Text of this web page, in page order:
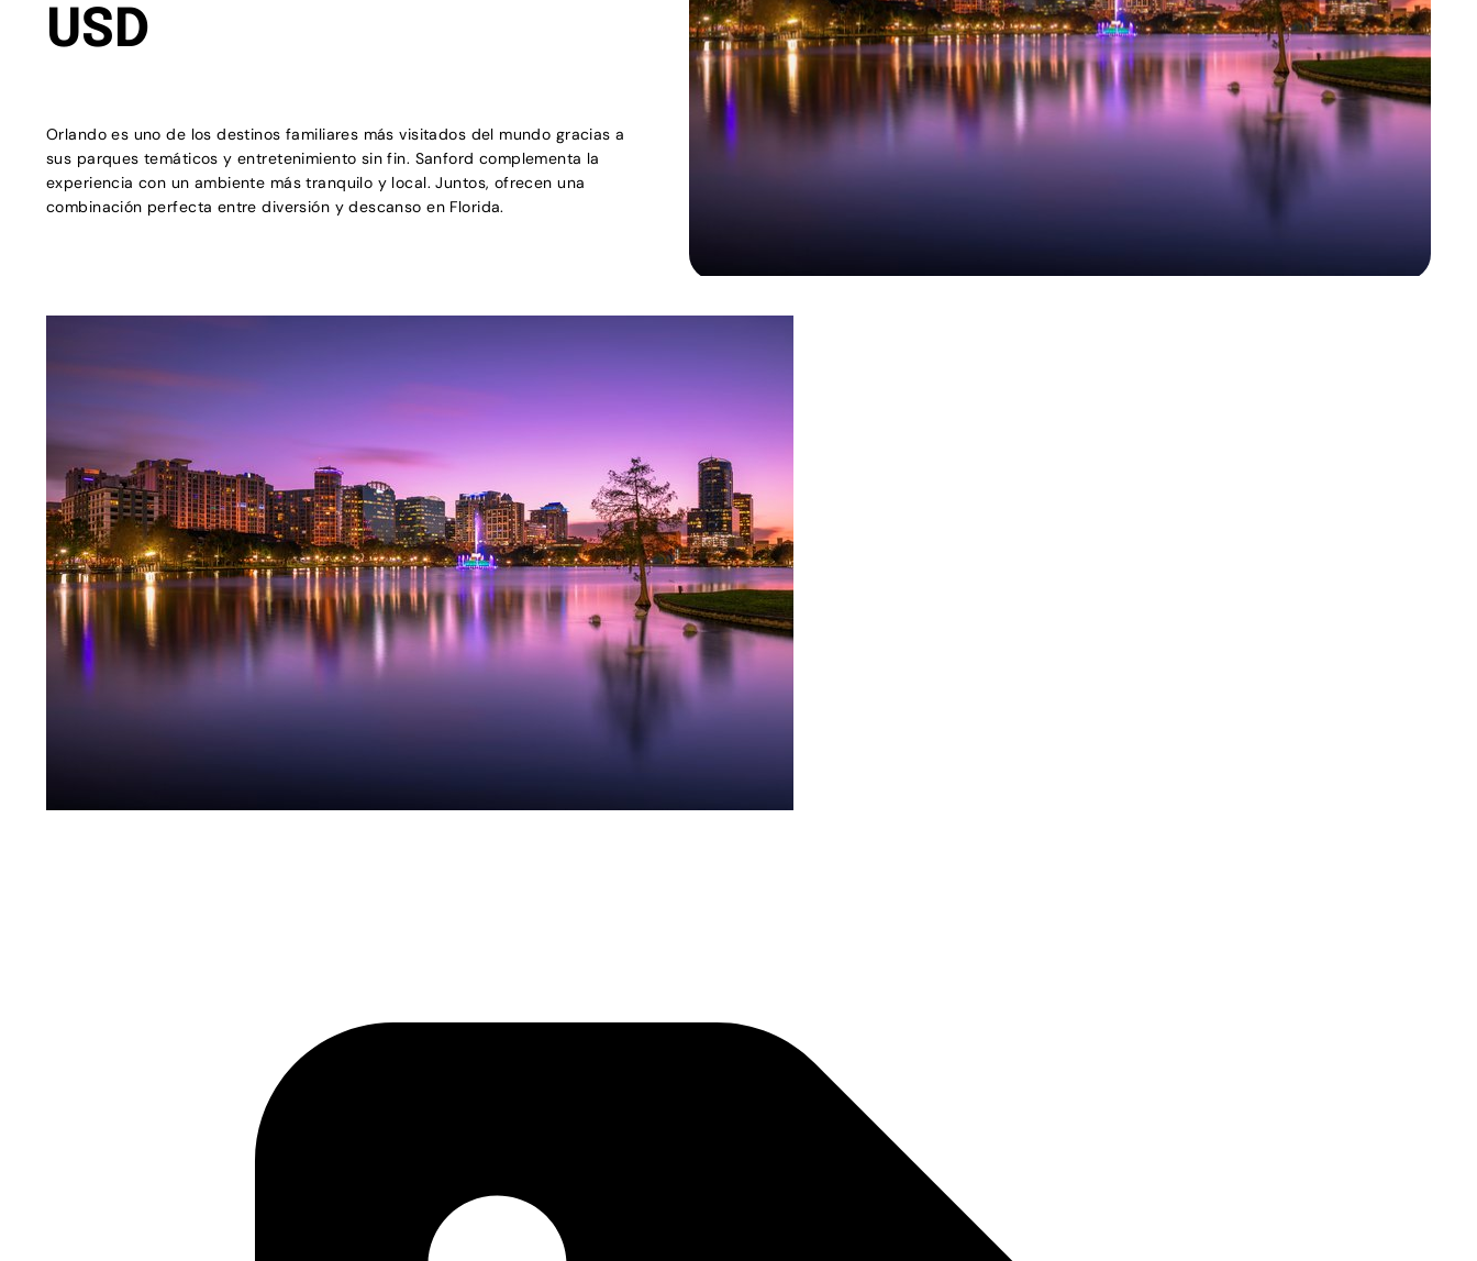
USD
Orlando es uno de los destinos familiares más visitados del mundo gracias a
sus parques temáticos y entretenimiento sin fin. Sanford complementa la
experiencia con un ambiente más tranquilo y local. Juntos, ofrecen una
combinación perfecta entre diversión y descanso en Florida.